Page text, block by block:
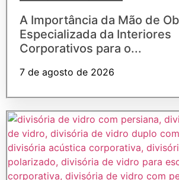
A Importância da Mão de
Especializada da Interiores
Corporativos para o...
7 de agosto de 2026